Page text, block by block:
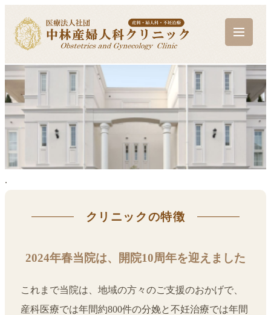
.
クリニックの特徴
2024年春当院は、開院10周年を迎えました
これまで当院は、地域の方々のご支援のおかげで、
産科医療では年間約800件の分娩と不妊治療では年間